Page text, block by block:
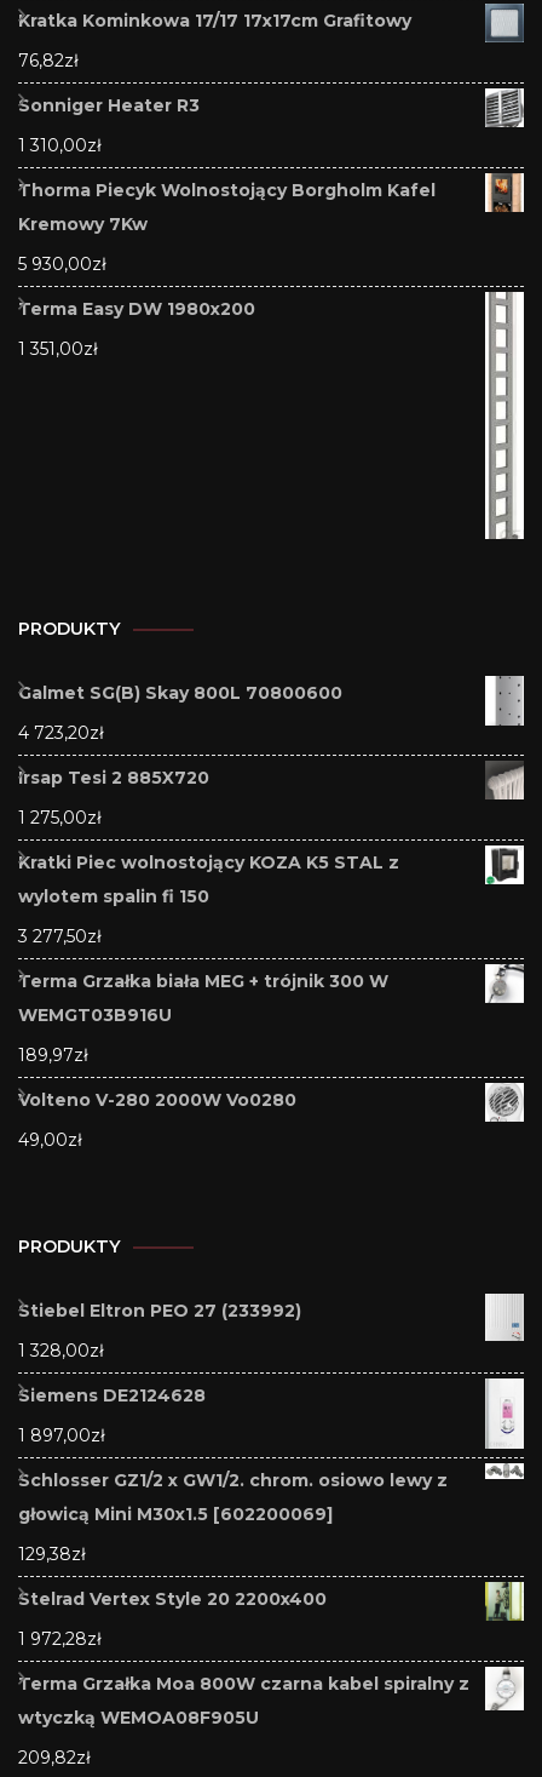
Kratka Kominkowa 17/17 17x17cm Grafitowy
76,82zł
Sonniger Heater R3
1 310,00zł
Thorma Piecyk Wolnostojący Borgholm Kafel
Kremowy 7Kw
5 930,00zł
Terma Easy DW 1980x200
1 351,00zł
PRODUKTY
Galmet SG(B) Skay 800L 70800600
4 723,20zł
Irsap Tesi 2 885X720
1 275,00zł
Kratki Piec wolnostojący KOZA K5 STAL z
wylotem spalin fi 150
3 277,50zł
Terma Grzałka biała MEG + trójnik 300 W
WEMGT03B916U
189,97zł
Volteno V-280 2000W Vo0280
49,00zł
PRODUKTY
Stiebel Eltron PEO 27 (233992)
1 328,00zł
Siemens DE2124628
1 897,00zł
Schlosser GZ1/2 x GW1/2. chrom. osiowo lewy z
głowicą Mini M30x1.5 [602200069]
129,38zł
Stelrad Vertex Style 20 2200x400
1 972,28zł
Terma Grzałka Moa 800W czarna kabel spiralny z
wtyczką WEMOA08F905U
209,82zł